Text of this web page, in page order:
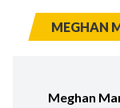
MEGHAN